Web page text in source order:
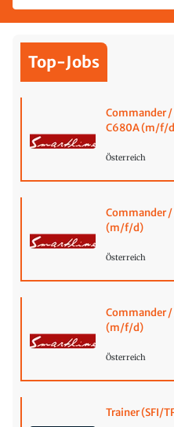
Top-Jobs
Commander
C680A (m/f/
Österreich
Commander /
(m/f/d)
Österreich
Commander /
(m/f/d)
Österreich
Trainer (SFI/